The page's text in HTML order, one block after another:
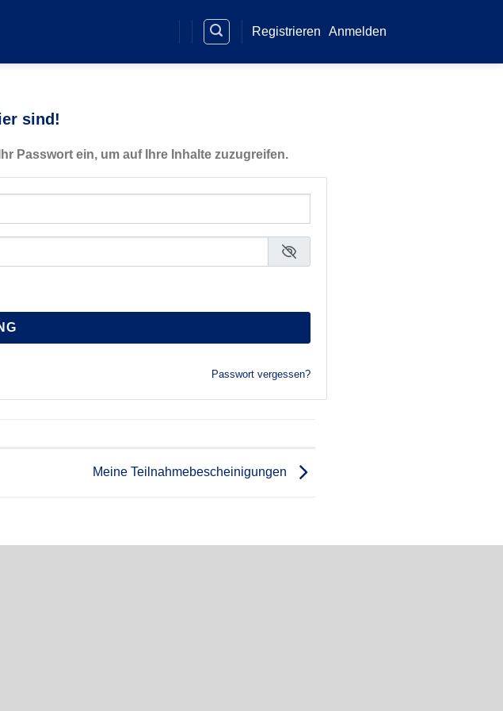
Registrieren Anmelden
sind!
Passwort ein, um auf Ihre Inhalte zuzugreifen.
Passwort vergessen?
Meine Teilnahmebescheinigungen